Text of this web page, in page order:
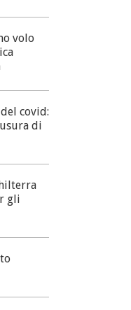
volo
covid:
di
gli